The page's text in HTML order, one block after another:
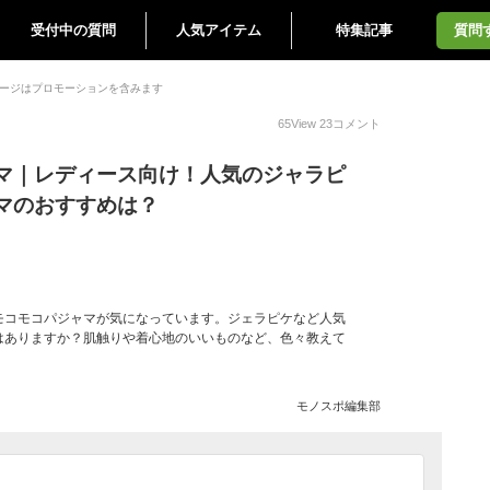
受付中の質問 人気アイテム 特集記事 質問
ジはプロモーションを含みます
65View 23コメント
｜レディース向け！人気のジャラピ
のおすすめは？
モコパジャマが気になっています。ジェラピケなど人気
りますか？肌触りや着心地のいいものなど、色々教えて
モノスポ編集部